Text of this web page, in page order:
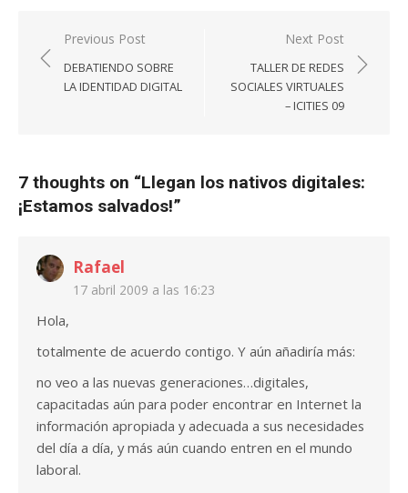
Navegación
de
entradas
Previous Post
DEBATIENDO SOBRE
LA IDENTIDAD DIGITAL
Next Post
TALLER DE REDES
SOCIALES VIRTUALES
– ICITIES 09
7 thoughts on “Llegan los nativos digitales:
¡Estamos salvados!”
Rafael
17 abril 2009 a las 16:23
Hola,
totalmente de acuerdo contigo. Y aún añadiría más:
no veo a las nuevas generaciones…digitales,
capacitadas aún para poder encontrar en Internet la
información apropiada y adecuada a sus necesidades
del día a día, y más aún cuando entren en el mundo
laboral.